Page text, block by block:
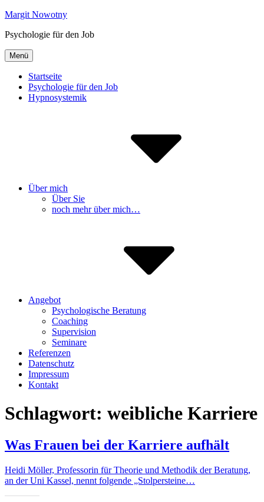
Inhalte
Margit Nowotny
Psychologie für den Job
Menü
Startseite
Psychologie für den Job
Hypnosystemik
Über mich
Über Sie
noch mehr über mich…
Angebot
Psychologische Beratung
Coaching
Supervision
Seminare
Referenzen
Datenschutz
Impressum
Kontakt
Schlagwort: weibliche Karriere
Was Frauen bei der Karriere aufhält
Heidi Möller, Professorin für Theorie und Methodik der Beratung,
an der Uni Kassel, nennt folgende „Stolpersteine…